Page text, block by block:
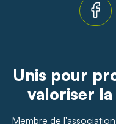
Unis pour
valoriser
Membre de